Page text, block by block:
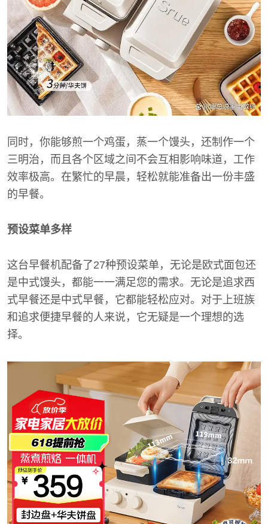
同时，你能够煎一个鸡蛋，蒸一个馒头，还制作一个
三明治，而且各个区域之间不会互相影响味道，工作
效率极高。在繁忙的早晨，轻松就能准备出一份丰盛
的早餐。
预设菜单多样
这台早餐机配备了27种预设菜单，无论是欧式面包还
是中式馒头，都能一一满足您的需求。无论是追求西
式早餐还是中式早餐，它都能轻松应对。对于上班族
和追求便捷早餐的人来说，它无疑是一个理想的选
择。